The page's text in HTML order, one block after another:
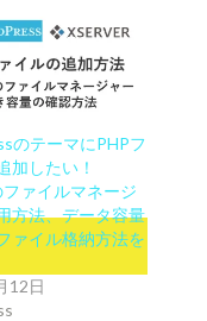
のテーマにPHPフ
加したい！
ァイルマネージ
方法、データ容量
ァイル格納方法を
12日